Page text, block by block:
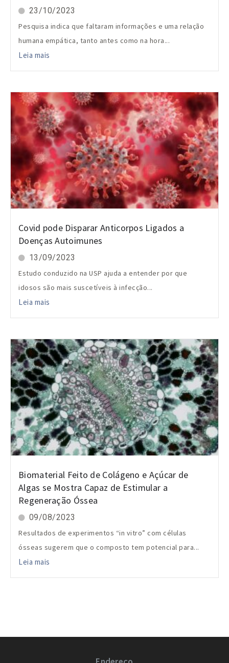
23/10/2023
Pesquisa indica que faltaram informações e uma relação
humana empática, tanto antes como na hora...
Leia mais
Covid pode Disparar Anticorpos Ligados a
Doenças Autoimunes
13/09/2023
Estudo conduzido na USP ajuda a entender por que
idosos são mais suscetíveis à infecção...
Leia mais
Biomaterial Feito de Colágeno e Açúcar de
Algas se Mostra Capaz de Estimular a
Regeneração Óssea
09/08/2023
Resultados de experimentos “in vitro” com células
ósseas sugerem que o composto tem potencial para...
Leia mais